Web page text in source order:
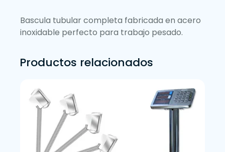
Bascula tubular completa fabricada en acero
inoxidable perfecto para trabajo pesado.
Productos relacionados